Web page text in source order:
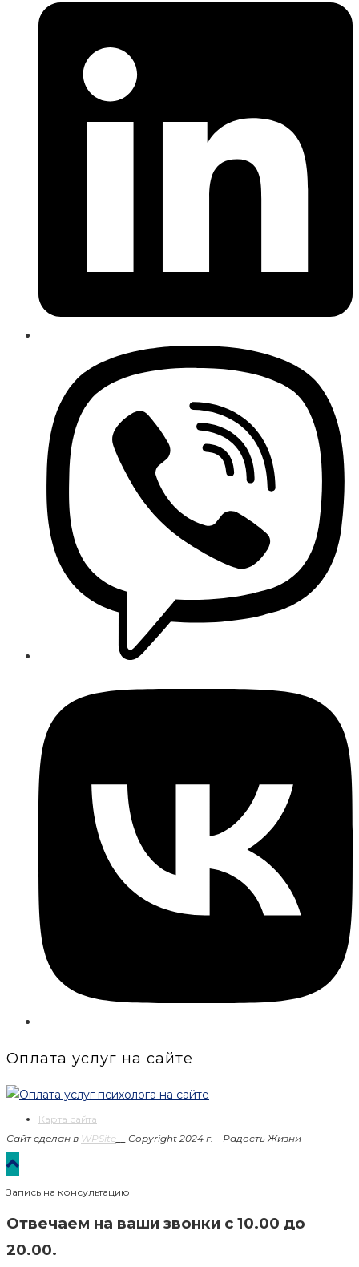
Оплата услуг на сайте
Карта сайта
Сайт сделан в WPSite Copyright 2024 г. – Радость Жизни
Запись на консультацию
Отвечаем на ваши звонки с 10.00 до
20.00.